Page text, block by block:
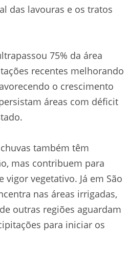
das lavouras e os tratos
75% da área
recentes melhorando
o crescimento
áreas com déficit
também têm
mas contribuem para
vigor vegetativo. Já em São
nas áreas irrigadas,
outras regiões aguardam
para iniciar os